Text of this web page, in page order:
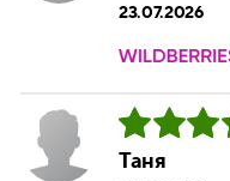
23.07.2026
Таня